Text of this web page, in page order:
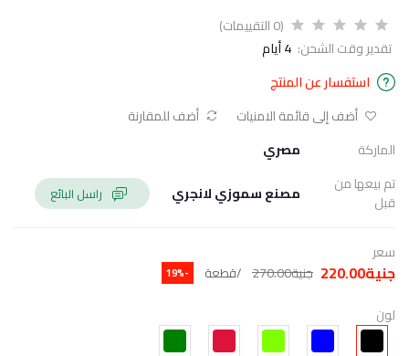
(0 التقييمات)
تقدير وقت الشحن: 4 أيام
استفسار عن المنتج
أضف إلى قائمة الامنيات
أضف للمقارنة
الماركة
مصري
تم بيعها من
قبل
مصنع سموزي لانجري
سعر
جنية220.00 جنية270.00 /قطعة -19%
لون